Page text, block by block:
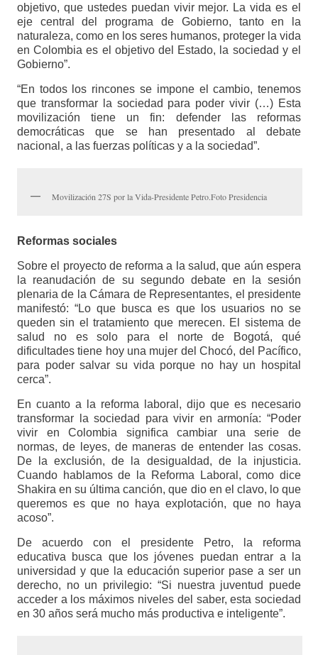
objetivo, que ustedes puedan vivir mejor. La vida es el
eje central del programa de Gobierno, tanto en la
naturaleza, como en los seres humanos, proteger la vida
en Colombia es el objetivo del Estado, la sociedad y el
Gobierno”.
“En todos los rincones se impone el cambio, tenemos
que transformar la sociedad para poder vivir (…) Esta
movilización tiene un fin: defender las reformas
democráticas que se han presentado al debate
nacional, a las fuerzas políticas y a la sociedad”.
Movilización 27S por la Vida-Presidente Petro.Foto Presidencia
Reformas sociales
Sobre el proyecto de reforma a la salud, que aún espera
la reanudación de su segundo debate en la sesión
plenaria de la Cámara de Representantes, el presidente
manifestó: “Lo que busca es que los usuarios no se
queden sin el tratamiento que merecen. El sistema de
salud no es solo para el norte de Bogotá, qué
dificultades tiene hoy una mujer del Chocó, del Pacífico,
para poder salvar su vida porque no hay un hospital
cerca”.
En cuanto a la reforma laboral, dijo que es necesario
transformar la sociedad para vivir en armonía: “Poder
vivir en Colombia significa cambiar una serie de
normas, de leyes, de maneras de entender las cosas.
De la exclusión, de la desigualdad, de la injusticia.
Cuando hablamos de la Reforma Laboral, como dice
Shakira en su última canción, que dio en el clavo, lo que
queremos es que no haya explotación, que no haya
acoso”.
De acuerdo con el presidente Petro, la reforma
educativa busca que los jóvenes puedan entrar a la
universidad y que la educación superior pase a ser un
derecho, no un privilegio: “Si nuestra juventud puede
acceder a los máximos niveles del saber, esta sociedad
en 30 años será mucho más productiva e inteligente”.